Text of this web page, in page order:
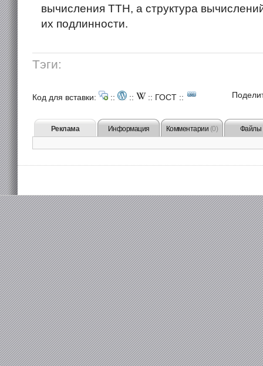
вычисления TTH, а структура
их подлинности.
Тэги:
Код для вставки: :: :: :: ГОСТ ::
Реклама Информация Комментарии (0) Файлы